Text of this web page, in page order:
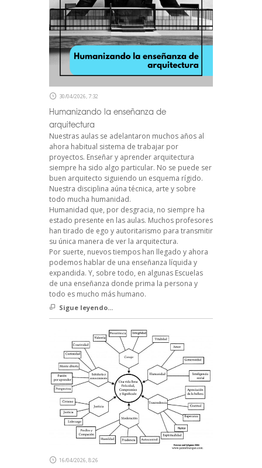
30/04/2026, 7:32
Humanizando la enseñanza de
arquitectura
Nuestras aulas se adelantaron muchos años al
ahora habitual sistema de trabajar por
proyectos. Enseñar y aprender arquitectura
siempre ha sido algo particular. No se puede ser
buen arquitecto siguiendo un esquema rígido.
Nuestra disciplina aúna técnica, arte y sobre
todo mucha humanidad.
Humanidad que, por desgracia, no siempre ha
estado presente en las aulas. Muchos profesores
han tirado de ego y autoritarismo para transmitir
su única manera de ver la arquitectura.
Por suerte, nuevos tiempos han llegado y ahora
podemos hablar de una enseñanza líquida y
expandida. Y, sobre todo, en algunas Escuelas
de una enseñanza donde prima la persona y
todo es mucho más humano.
Sigue leyendo...
16/04/2026, 8:26